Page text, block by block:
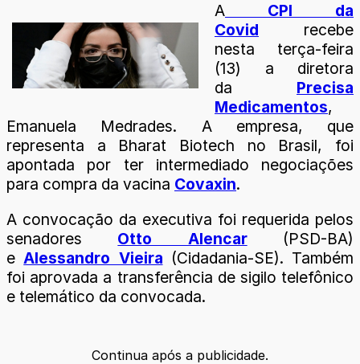
A CPI da
Covid recebe
nesta terça-feira
(13) a diretora
da Precisa
Medicamentos,
Emanuela Medrades. A empresa, que
representa a Bharat Biotech no Brasil, foi
apontada por ter intermediado negociações
para compra da vacina Covaxin.
A convocação da executiva foi requerida pelos
senadores Otto Alencar
(PSD-BA)
e Alessandro Vieira (Cidadania-SE). Também
foi aprovada a transferência de sigilo telefônico
e telemático da convocada.
Continua após a publicidade.